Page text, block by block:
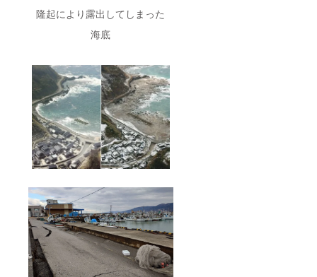
隆起により露出してしまった
海底